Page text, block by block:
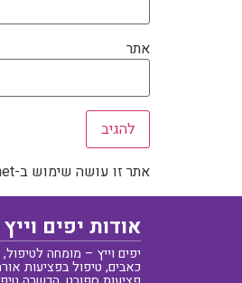
אתר
אתר זו עושה שימוש ב-Akismet כדי לסנן תגובות זבל.
אודות יפים וייץ
יפים וייץ – מומחה
כאבים, טיפול בפציעות